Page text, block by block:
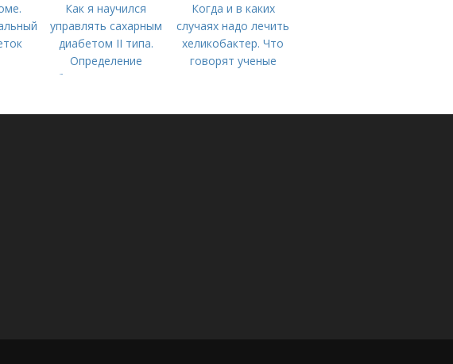
Как я научился
управлять сахарным
диабетом II типа.
Определение
болезни. Причины
Когда и в каких
случаях надо лечить
хеликобактер. Что
говорят ученые